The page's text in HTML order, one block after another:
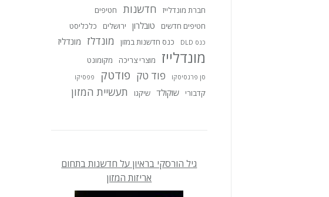
חברת מונדלייז
חדשנות
חטיפים
חטיפים חדשים
טובלרון ירושלים כלכליסט
כנס DLD כנס חדשנות במזון מונדלז מונדליז
מונדלייז מוצרי צריכה מקומונט
סן פרנסיסקו פוד טק פודטק פפסיקו
קדבורי שוקולד שיקגו תעשיית המזון
גיל הורסקי בראיון על חדשנות בתחום
אריזות המזון